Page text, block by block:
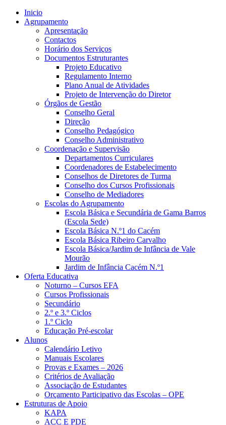
Inicio
Agrupamento
Apresentação
Contactos
Horário dos Serviços
Documentos Estruturantes
Projeto Educativo
Regulamento Interno
Plano Anual de Atividades
Projeto de Intervenção do Diretor
Órgãos de Gestão
Conselho Geral
Direção
Conselho Pedagógico
Conselho Administrativo
Coordenação e Supervisão
Departamentos Curriculares
Coordenadores de Estabelecimento
Conselhos de Diretores de Turma
Conselho dos Cursos Profissionais
Conselho de Mediadores
Escolas do Agrupamento
Escola Básica e Secundária de Gama Barros
(Escola Sede)
Escola Básica N.º1 do Cacém
Escola Básica Ribeiro Carvalho
Escola Básica/Jardim de Infância de Vale
Mourão
Jardim de Infância Cacém N.º1
Oferta Educativa
Noturno – Cursos EFA
Cursos Profissionais
Secundário
2.º e 3.º Ciclos
1.º Ciclo
Educação Pré-escolar
Alunos
Calendário Letivo
Manuais Escolares
Provas e Exames – 2026
Critérios de Avaliação
Associação de Estudantes
Orçamento Participativo das Escolas – OPE
Estruturas de Apoio
KAPA
ACC E PDE